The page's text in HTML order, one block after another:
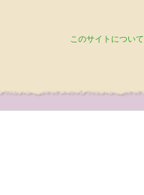
このサイトについて